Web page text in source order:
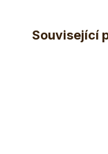
Související